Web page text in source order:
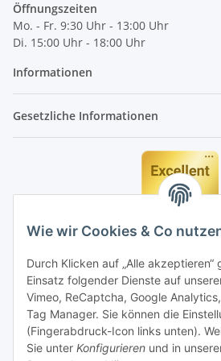
Wie wir Cookies & Co
Durch Klicken auf „Alle akzeptieren“
Einsatz folgender Dienste auf
Vimeo, ReCaptcha, Google
Tag Manager. Sie können die
(Fingerabdruck-Icon links unten).
Sie unter Konfigurieren und in
Öffnungszeiten
Mo. - Fr. 9:30 Uhr - 13:00 Uhr
Di. 15:00 Uhr - 18:00 Uhr
Informationen
Gesetzliche Informationen